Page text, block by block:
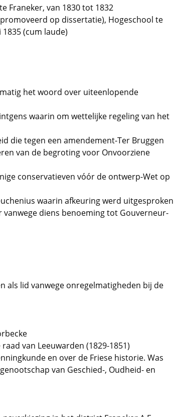
Franeker, van 1830 tot 1832
op dissertatie), Hogeschool te
(cum laude)
het woord over uiteenlopende
waarin om wettelijke regeling van het
die tegen een amendement-Ter Bruggen
van de begroting voor Onvoorziene
conservatieven vóór de ontwerp-Wet op
waarin afkeuring werd uitgesproken
diens benoeming tot Gouverneur-
als lid vanwege onregelmatigheden bij de
van Leeuwarden (1829-1851)
en over de Friese historie. Was
van Geschied-, Oudheid- en